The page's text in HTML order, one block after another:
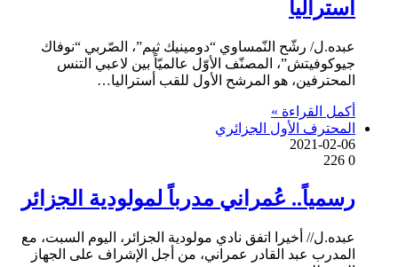
أستراليا
عبده.ل/ رشّح النّمساوي “دومينيك ثيم”، الصّربي “نوفاك
جيوكوفيتش”، المصنّف الأوّل عالميّاً بين لاعبي التنس
المحترفين، هو المرشح الأول للقب أستراليا…
أكمل القراءة »
المحترف الأول الجزائري
2021-02-06
0
رسمياً.. عُمراني مدرباً لمولودية الجزائر
عبده.ل// أخيرا اتفق نادي مولودية الجزائر، اليوم السبت، مع
المدرب عبد القادر عمراني، من أجل الإشراف على الجهاز